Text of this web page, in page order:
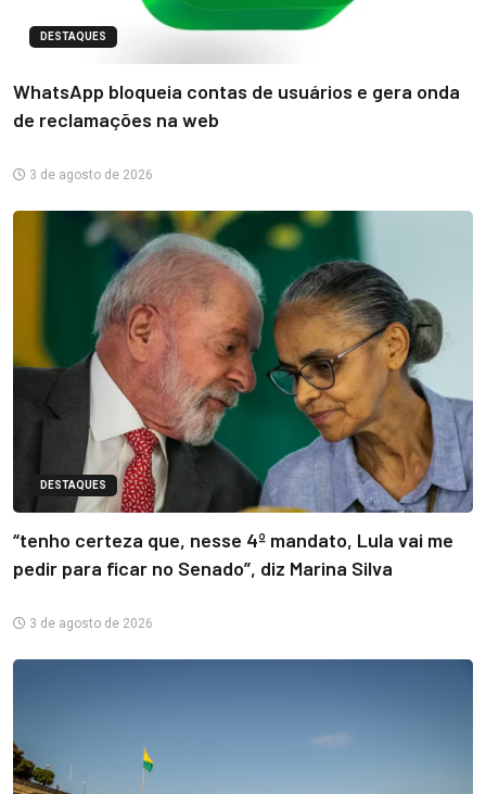
DESTAQUES
WhatsApp bloqueia contas de usuários e gera onda
de reclamações na web
3 de agosto de 2026
DESTAQUES
“tenho certeza que, nesse 4º mandato, Lula vai me
pedir para ficar no Senado”, diz Marina Silva
3 de agosto de 2026